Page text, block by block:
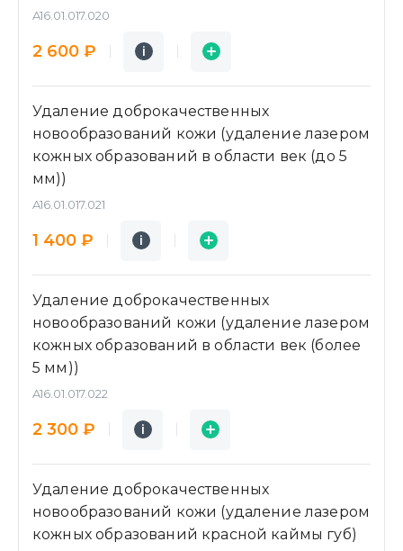
A16.01.017.020
2 600 ₽ i
Подробнее
i
Заявка
Удаление доброкачественных
новообразований кожи (удаление лазером
кожных образований в области век (до 5
мм))
A16.01.017.021
1 400 ₽ i
Подробнее
i
Заявка
Удаление доброкачественных
новообразований кожи (удаление лазером
кожных образований в области век (более
5 мм))
A16.01.017.022
2 300 ₽ i
Подробнее
i
Заявка
Удаление доброкачественных
новообразований кожи (удаление лазером
кожных образований красной каймы губ)